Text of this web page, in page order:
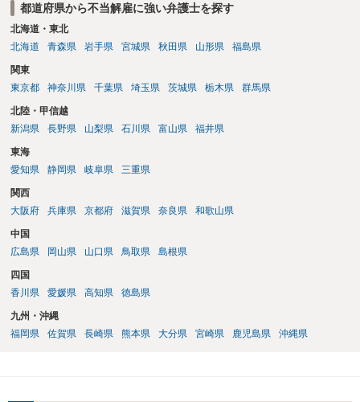
都道府県から不当解雇に強い弁護士を探す
北海道・東北
北海道
青森県 岩手県 宮城県 秋田県 山形県 福島県
関東
東京都
神奈川県 千葉県 埼玉県 茨城県 栃木県 群馬県
北陸・甲信越
新潟県
長野県 山梨県 石川県 富山県 福井県
東海
愛知県
静岡県 岐阜県 三重県
関西
大阪府
兵庫県 京都府 滋賀県 奈良県 和歌山県
中国
広島県
岡山県 山口県 鳥取県 島根県
四国
香川県
愛媛県 高知県 徳島県
九州・沖縄
福岡県
佐賀県 長崎県 熊本県 大分県 宮崎県 鹿児島県 沖縄県